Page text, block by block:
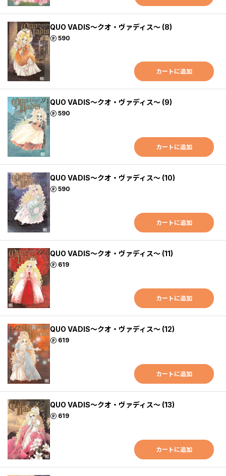
QUO VADIS～クオ・ヴァディス～ (8)
590
ポイント
カートに追加
QUO VADIS～クオ・ヴァディス～ (9)
590
ポイント
カートに追加
QUO VADIS～クオ・ヴァディス～ (10)
590
ポイント
カートに追加
QUO VADIS～クオ・ヴァディス～ (11)
619
ポイント
カートに追加
QUO VADIS～クオ・ヴァディス～ (12)
619
ポイント
カートに追加
QUO VADIS～クオ・ヴァディス～ (13)
619
ポイント
カートに追加